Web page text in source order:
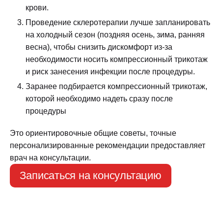
крови.
Проведение склеротерапии лучше запланировать
на холодный сезон (поздняя осень, зима, ранняя
весна), чтобы снизить дискомфорт из-за
необходимости носить компрессионный трикотаж
и риск занесения инфекции после процедуры.
Заранее подбирается компрессионный трикотаж,
которой необходимо надеть сразу после
процедуры
Это ориентировочные общие советы, точные
персонализированные рекомендации предоставляет
врач на консультации.
Записаться на консультацию